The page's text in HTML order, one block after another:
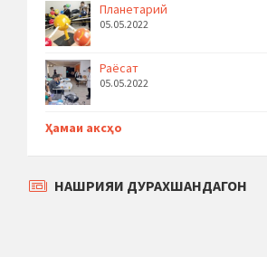
Планетарий
05.05.2022
Раёсат
05.05.2022
Ҳамаи аксҳо
НАШРИЯИ ДУРАХШАНДАГОН